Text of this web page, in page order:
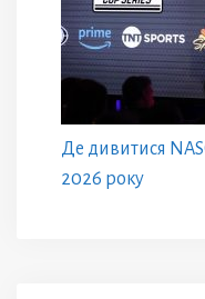
Де дивитися
2026 року